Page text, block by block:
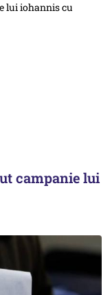
campanie lui